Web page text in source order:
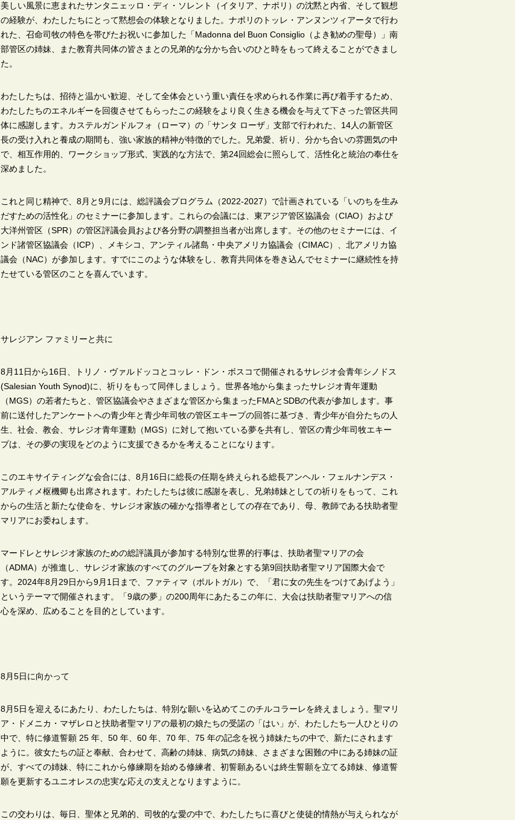
美しい風景に恵まれたサンタニェッロ・ディ・ソレント（イタリア、ナポリ）の沈黙と内省、そして観想
の経験が、わたしたちにとって黙想会の体験となりました。ナポリのトッレ・アンヌンツィアータで行わ
れた、召命司牧の特色を帯びたお祝いに参加した「Madonna del Buon Consiglio（よき勧めの聖母）」南
部管区の姉妹、また教育共同体の皆さまとの兄弟的な分かち合いのひと時をもって終えることができまし
た。
わたしたちは、招待と温かい歓迎、そして全体会という重い責任を求められる作業に再び着手するため、
わたしたちのエネルギーを回復させてもらったこの経験をより良く生きる機会を与えて下さった管区共同
体に感謝します。カステルガンドルフォ（ローマ）の「サンタ ローザ」支部で行われた、14人の新管区
長の受け入れと養成の期間も、強い家族的精神が特徴的でした。兄弟愛、祈り、分かち合いの雰囲気の中
で、相互作用的、ワークショップ形式、実践的な方法で、第24回総会に照らして、活性化と統治の奉仕を
深めました。
これと同じ精神で、8月と9月には、総評議会プログラム（2022-2027）で計画されている「いのちを生み
だすための活性化」のセミナーに参加します。これらの会議には、東アジア管区協議会（CIAO）および
大洋州管区（SPR）の管区評議会員および各分野の調整担当者が出席します。その他のセミナーには、イ
ンド諸管区協議会（ICP）、メキシコ、アンティル諸島・中央アメリカ協議会（CIMAC）、北アメリカ協
議会（NAC）が参加します。すでにこのような体験をし、教育共同体を巻き込んでセミナーに継続性を持
たせている管区のことを喜んでいます。
サレジアン ファミリーと共に
8月11日から16日、トリノ・ヴァルドッコとコッレ・ドン・ボスコで開催されるサレジオ会青年シノドス
(Salesian Youth Synod)に、祈りをもって同伴しましょう。世界各地から集まったサレジオ青年運動
（MGS）の若者たちと、管区協議会やさまざまな管区から集まったFMAとSDBの代表が参加します。事
前に送付したアンケートへの青少年と青少年司牧の管区エキープの回答に基づき、青少年が自分たちの人
生、社会、教会、サレジオ青年運動（MGS）に対して抱いている夢を共有し、管区の青少年司牧エキー
プは、その夢の実現をどのように支援できるかを考えることになります。
このエキサイティングな会合には、8月16日に総長の任期を終えられる総長アンヘル・フェルナンデス・
アルティメ枢機卿も出席されます。わたしたちは彼に感謝を表し、兄弟姉妹としての祈りをもって、これ
からの生活と新たな使命を、サレジオ家族の確かな指導者としての存在であり、母、教師である扶助者聖
マリアにお委ねします。
マードレとサレジオ家族のための総評議員が参加する特別な世界的行事は、扶助者聖マリアの会
（ADMA）が推進し、サレジオ家族のすべてのグループを対象とする第9回扶助者聖マリア国際大会で
す。2024年8月29日から9月1日まで、ファティマ（ポルトガル）で、「君に女の先生をつけてあげよう」
というテーマで開催されます。「9歳の夢」の200周年にあたるこの年に、大会は扶助者聖マリアへの信
心を深め、広めることを目的としています。
8月5日に向かって
8月5日を迎えるにあたり、わたしたちは、特別な願いを込めてこのチルコラーレを終えましょう。聖マリ
ア・ドメニカ・マザレロと扶助者聖マリアの最初の娘たちの受諾の「はい」が、わたしたち一人ひとりの
中で、特に修道誓願 25 年、50 年、60 年、70 年、75 年の記念を祝う姉妹たちの中で、新たにされます
ように。彼女たちの証と奉献、合わせて、高齢の姉妹、病気の姉妹、さまざまな困難の中にある姉妹の証
が、すべての姉妹、特にこれから修練期を始める修練者、初誓願あるいは終生誓願を立てる姉妹、修道誓
願を更新するユニオレスの忠実な応えの支えとなりますように。
この交わりは、毎日、聖体と兄弟的、司牧的な愛の中で、わたしたちに喜びと使徒的情熱が与えられなが